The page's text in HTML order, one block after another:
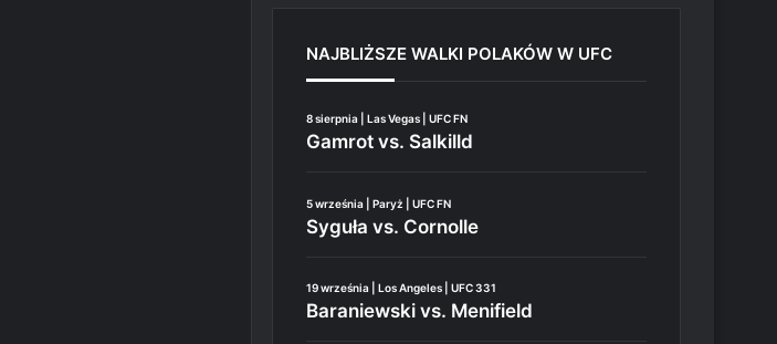
NAJBLIŻSZE WALKI POLAKÓW W UFC
8 sierpnia | Las Vegas | UFC FN
Gamrot vs. Salkilld
5 września | Paryż | UFC FN
Syguła vs. Cornolle
19 września | Los Angeles | UFC 331
Baraniewski vs. Menifield